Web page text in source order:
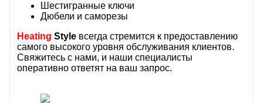
Шестигранные ключи
Дюбели и саморезы
Heating Style всегда стремится к предоставлению
самого высокого уровня обслуживания клиентов.
Свяжитесь с нами, и наши специалисты
оперативно ответят на ваш запрос.